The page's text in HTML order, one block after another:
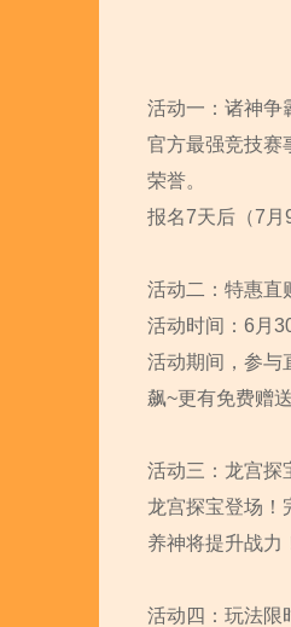
活动一：诸神争
官方最强竞技赛
荣誉。
报名7天后（7月
活动二：特惠直
活动时间：6月
活动期间，参与
飙~更有免费赠
活动三：龙宫探
龙宫探宝登场！
养神将提升战力
活动四：玩法限